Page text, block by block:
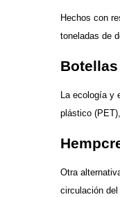
Hechos con
toneladas de
La ecología y
plástico
Otra
circulación